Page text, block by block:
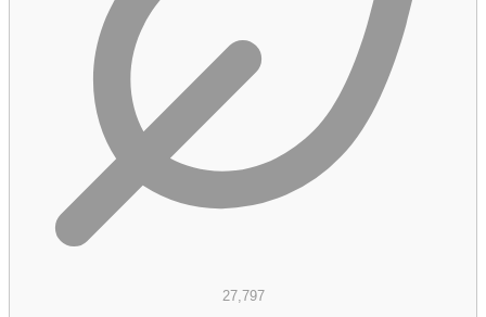
27,797